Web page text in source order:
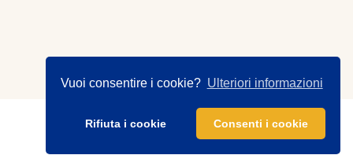
Vuoi consentire i cookie? Ulteriori informazioni
Rifiuta i cookie Consenti i cookie